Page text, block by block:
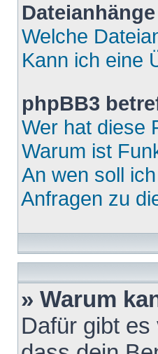
Dateianhänge
Welche
Kann ich eine
phpBB3
Wer hat diese
Warum ist
An wen soll
Anfragen zu
» Warum
Dafür gibt